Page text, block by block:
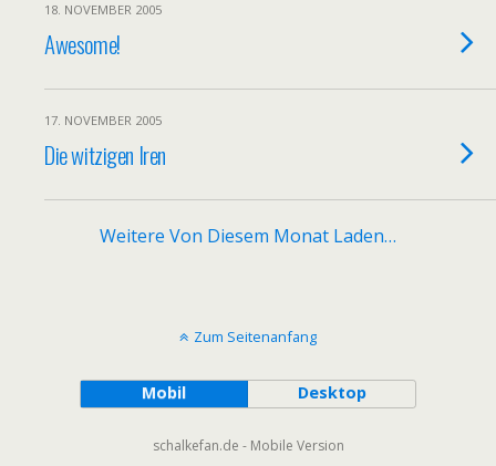
18. NOVEMBER 2005
Awesome!
17. NOVEMBER 2005
Die witzigen Iren
Weitere Von Diesem Monat Laden…
Zum Seitenanfang
Mobil Desktop
schalkefan.de - Mobile Version